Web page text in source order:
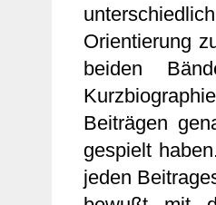
Orientierung
beiden
Beiträgen
gespielt
jeden